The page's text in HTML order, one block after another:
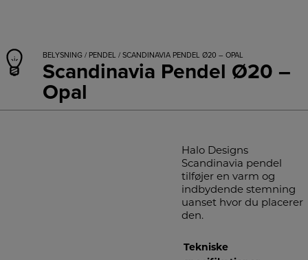
BELYSNING / PENDEL / SCANDINAVIA PENDEL Ø20 – OPAL
Scandinavia Pendel Ø20 –
Opal
Halo Designs
Scandinavia pendel
tilføjer en varm og
indbydende stemning
uanset hvor du placerer
den.
Tekniske